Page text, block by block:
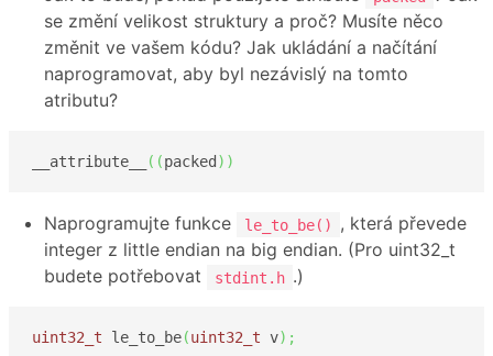
se změní velikost struktury a proč? Musíte něco
změnit ve vašem kódu? Jak ukládání a načítání
naprogramovat, aby byl nezávislý na tomto
atributu?
__attribute__ ( (packed ) )
Naprogramujte funkce le_to_be()
, která převede
integer z little endian na big endian. (Pro uint32_t
budete potřebovat
stdint.h .)
uint32_t le_to_be(uint32_t v) ;